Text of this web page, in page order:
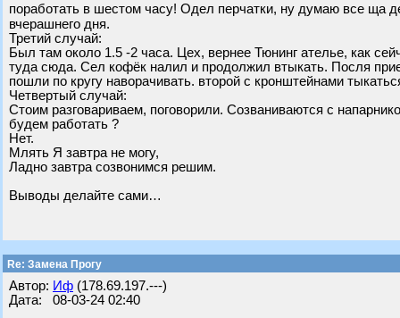
поработать в шестом часу! Одел перчатки, ну думаю все ща
вчерашнего дня.
Третий случай:
Был там около 1.5 -2 часа. Цех, вернее Тюнинг ателье, как
туда сюда. Сел кофёк налил и продолжил втыкать. Посля
пошли по кругу наворачивать. второй с кронштейнами
Четвертый случай:
Стоим разговариваем, поговорили. Созваниваются с
будем работать ?
Нет.
Млять Я завтра не могу,
Ладно завтра созвонимся решим.
Выводы делайте сами…
Re: Замена Прогу
Автор: Иф (178.69.197.---)
Дата: 08-03-24 02:40